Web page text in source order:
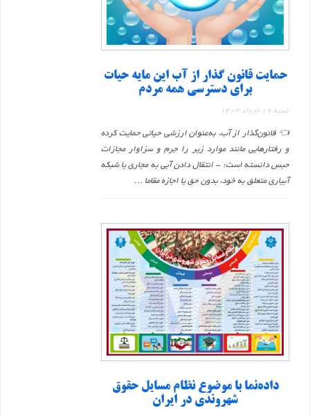
حمایت قانون گذار از آب این مایه حیات
برای دسترسی همه مردم
شنبه 19 خرداد 1403
👈 قانون‌گذار از آب، به‌عنوان ارزشی حیاتی حمایت کرده
و رفتارهایی مانند موارد زیر را جرم و سزاوار مجازات
حبس دانسته است: - انتقال دادن آبی به مجاری یا شبکه
آبیاری متعلق به خود، بدون حق یا اجازه مقاما ...
داده‌نما با موضوع نظام مسایل حقوق
شهروندی در ایران